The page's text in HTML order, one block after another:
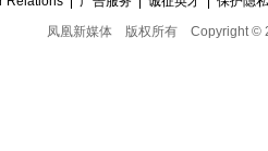
凤凰新媒体
版权所有 Copyright ©